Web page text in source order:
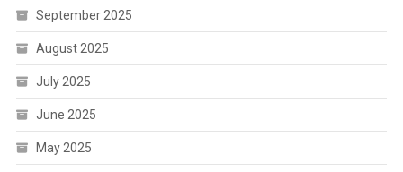
September 2025
August 2025
July 2025
June 2025
May 2025